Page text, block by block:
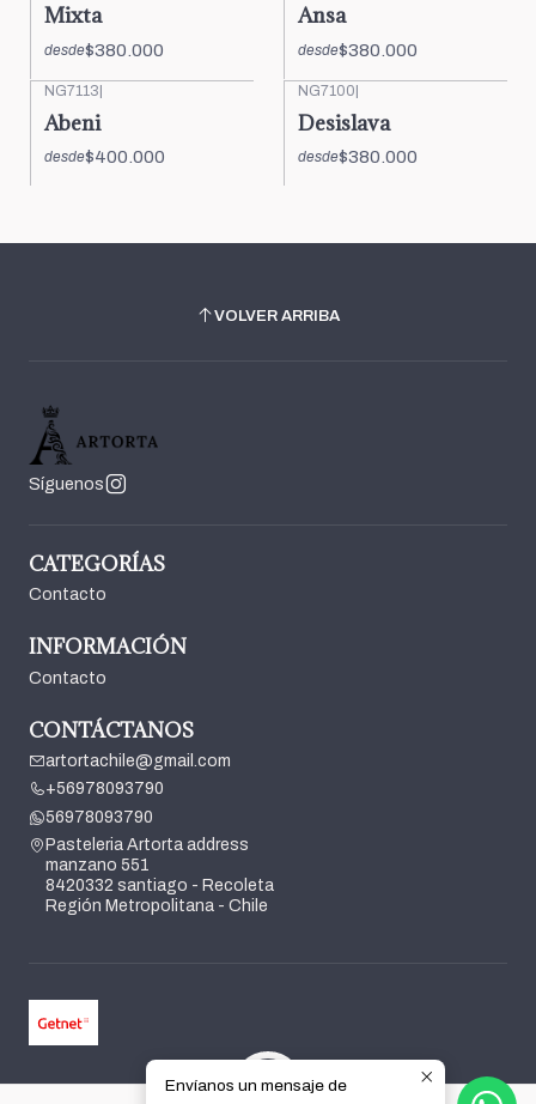
Mixta
desde$380.000
Ansa
desde$380.000
NG7113|
Abeni
desde$400.000
NG7100|
Desislava
desde$380.000
VOLVER ARRIBA
Síguenos
CATEGORÍAS
Contacto
INFORMACIÓN
Contacto
CONTÁCTANOS
artortachile@gmail.com
+56978093790
56978093790
Pasteleria Artorta address
manzano 551
8420332 santiago - Recoleta
Región Metropolitana - Chile
2026 Pasteleria Artorta.Envíanos un mensaje de